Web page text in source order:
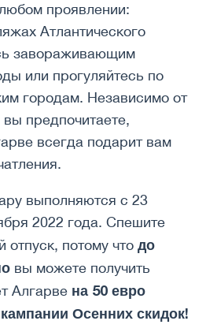
проявлении:
Атлантического
завораживающим
или прогуляйтесь по
городам. Независимо от
вы предпочитаете,
всегда подарит вам
выполняются с 23
2022 года. Спешите
отпуск, потому что до
вы можете получить
Алгарве на 50 евро
Осенних скидок!